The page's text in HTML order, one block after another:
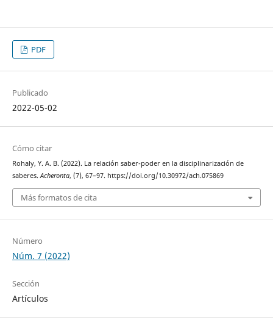
PDF
Publicado
2022-05-02
Cómo citar
Rohaly, Y. A. B. (2022). La relación saber-poder en la disciplinarización de
saberes.Acheronta, (7), 67–97. https://doi.org/10.30972/ach.075869
Más formatos de cita
Número
Núm. 7 (2022)
Sección
Artículos